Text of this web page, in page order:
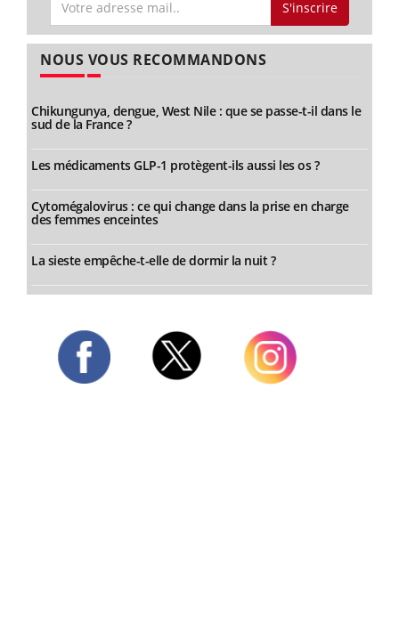
S'inscrire
NOUS VOUS RECOMMANDONS
Chikungunya, dengue, West Nile : que se passe-t-il dans le
sud de la France ?
Les médicaments GLP-1 protègent-ils aussi les os ?
Cytomégalovirus : ce qui change dans la prise en charge
des femmes enceintes
La sieste empêche-t-elle de dormir la nuit ?